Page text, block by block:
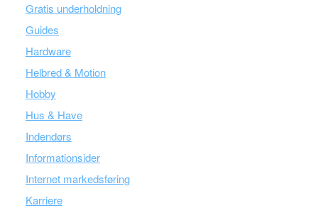
Gratis underholdning
Guides
Hardware
Helbred & Motion
Hobby
Hus & Have
Indendørs
Informationsider
Internet markedsføring
Karriere